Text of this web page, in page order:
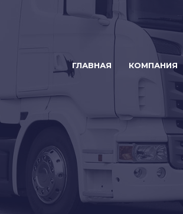
ГЛАВНАЯ КОМПАНИЯ